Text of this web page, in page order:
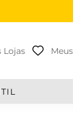
Lojas